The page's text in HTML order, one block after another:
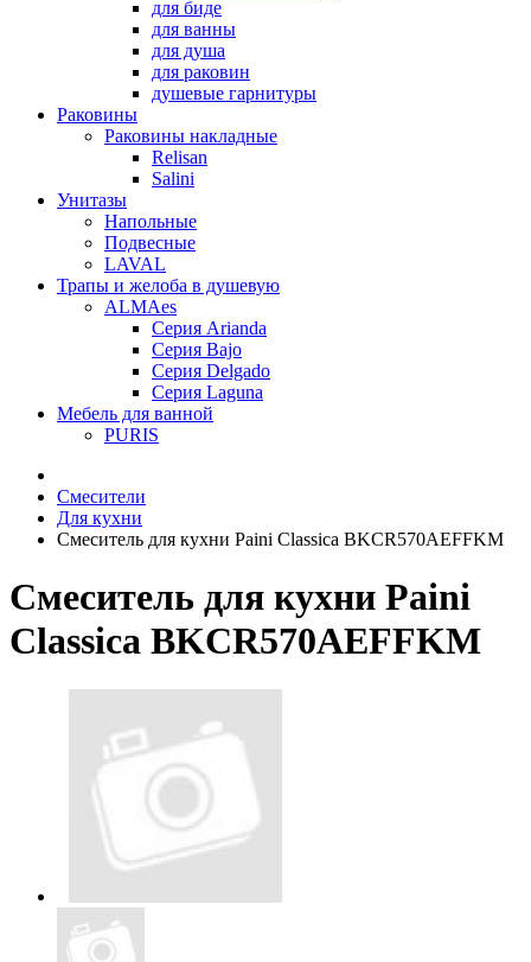
для биде
для ванны
для душа
для раковин
душевые гарнитуры
Раковины
Раковины накладные
Relisan
Salini
Унитазы
Напольные
Подвесные
LAVAL
Трапы и желоба в душевую
ALMAes
Серия Arianda
Серия Bajo
Серия Delgado
Серия Laguna
Мебель для ванной
PURIS
Смесители
Для кухни
Смеситель для кухни Paini Classica BKCR570AEFFKM
Смеситель для кухни Paini
Classica BKCR570AEFFKM